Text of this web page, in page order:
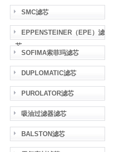
SMC滤芯
EPPENSTEINER（EPE）滤
芯
SOFIMA索菲玛滤芯
DUPLOMATIC滤芯
PUROLATOR滤芯
吸油过滤器滤芯
BALSTON滤芯